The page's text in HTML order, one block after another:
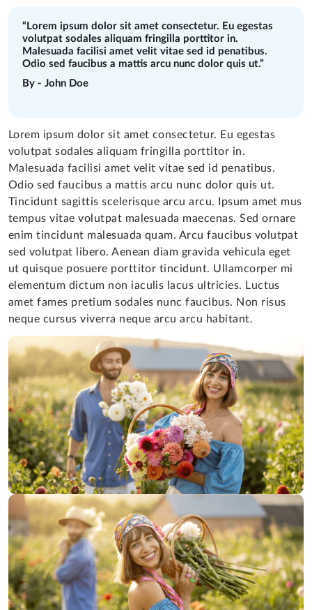
“Lorem ipsum dolor sit amet consectetur. Eu egestas
volutpat sodales aliquam fringilla porttitor in.
Malesuada facilisi amet velit vitae sed id penatibus.
Odio sed faucibus a mattis arcu nunc dolor quis ut.”
By - John Doe
Lorem ipsum dolor sit amet consectetur. Eu egestas
volutpat sodales aliquam fringilla porttitor in.
Malesuada facilisi amet velit vitae sed id penatibus.
Odio sed faucibus a mattis arcu nunc dolor quis ut.
Tincidunt sagittis scelerisque arcu arcu. Ipsum amet mus
tempus vitae volutpat malesuada maecenas. Sed ornare
enim tincidunt malesuada quam. Arcu faucibus volutpat
sed volutpat libero. Aenean diam gravida vehicula eget
ut quisque posuere porttitor tincidunt. Ullamcorper mi
elementum dictum non iaculis lacus ultricies. Luctus
amet fames pretium sodales nunc faucibus. Non risus
neque cursus viverra neque arcu arcu habitant.